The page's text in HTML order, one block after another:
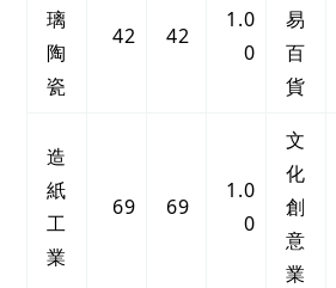
璃
陶
瓷
42 42
1.0
0
易
百
貨
造
紙
工
業
69 69
1.0
0
文
化
創
意
業